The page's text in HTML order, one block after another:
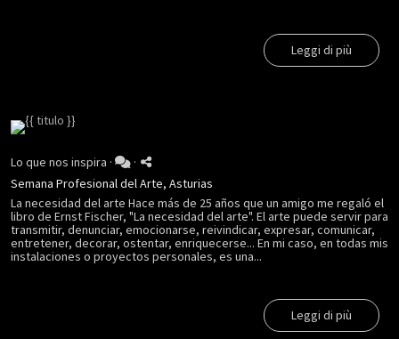
Leggi di più
Lo que nos inspira ·
·
Semana Profesional del Arte, Asturias
La necesidad del arte Hace más de 25 años que un amigo me regaló el
libro de Ernst Fischer, "La necesidad del arte". El arte puede servir para
transmitir, denunciar, emocionarse, reivindicar, expresar, comunicar,
entretener, decorar, ostentar, enriquecerse... En mi caso, en todas mis
instalaciones o proyectos personales, es una...
Leggi di più